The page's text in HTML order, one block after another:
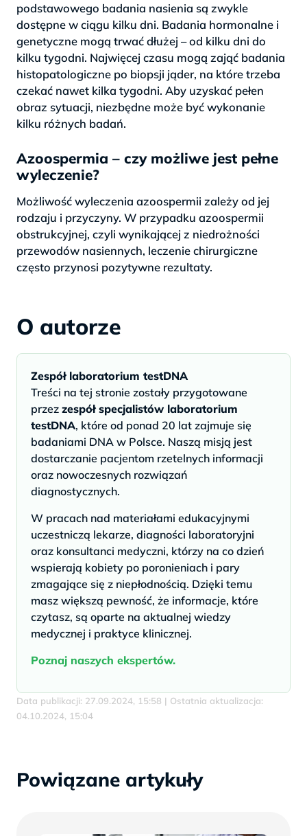
podstawowego badania nasienia są zwykle
dostępne w ciągu kilku dni. Badania hormonalne i
genetyczne mogą trwać dłużej – od kilku dni do
kilku tygodni. Najwięcej czasu mogą zająć badania
histopatologiczne po biopsji jąder, na które trzeba
czekać nawet kilka tygodni. Aby uzyskać pełen
obraz sytuacji, niezbędne może być wykonanie
kilku różnych badań.
Azoospermia – czy możliwe jest pełne
wyleczenie?
Możliwość wyleczenia azoospermii zależy od jej
rodzaju i przyczyny. W przypadku azoospermii
obstrukcyjnej, czyli wynikającej z niedrożności
przewodów nasiennych, leczenie chirurgiczne
często przynosi pozytywne rezultaty.
O autorze
Zespół laboratorium testDNA
Treści na tej stronie zostały przygotowane
przez zespół specjalistów laboratorium
testDNA, które od ponad 20 lat zajmuje się
badaniami DNA w Polsce. Naszą misją jest
dostarczanie pacjentom rzetelnych informacji
oraz nowoczesnych rozwiązań
diagnostycznych.
W pracach nad materiałami edukacyjnymi
uczestniczą lekarze, diagności laboratoryjni
oraz konsultanci medyczni, którzy na co dzień
wspierają kobiety po poronieniach i pary
zmagające się z niepłodnością. Dzięki temu
masz większą pewność, że informacje, które
czytasz, są oparte na aktualnej wiedzy
medycznej i praktyce klinicznej.
Poznaj naszych ekspertów.
Data publikacji: 27.09.2024, 15:58 | Ostatnia aktualizacja:
04.10.2024, 15:04
Powiązane artykuły